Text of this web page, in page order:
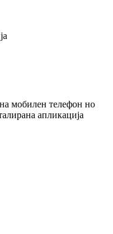
мобилен телефон но
апликација